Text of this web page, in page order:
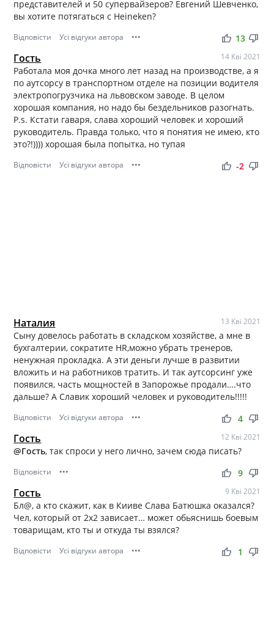
представителей и 50 супервайзеров? Евгений Шевченко,
вы хотите потягаться с Heineken?
Відповісти Усі відгуки автора ••• thumb_up thumb_down
13
Гость 14 Кві 2021
Работала моя дочка много лет назад на производстве, а я
по аутсорсу в транспортном отделе на позиции водителя
электропогрузчика на львовском заводе. В целом
хорошая компания, но надо бы бездельников разогнать.
P.s. Кстати гаваря, слава хороший человек и хороший
руководитель. Правда только, что я понятия не имею, кто
это?!)))) хорошая была попытка, но тупая
Відповісти Усі відгуки автора ••• thumb_up thumb_down
-2
Наталия 13 Кві 2021
Сыну довелось работать в складском хозяйстве, а мне в
бухгалтерии, сократите HR,можно убрать тренеров,
ненужная прокладка. А эти деньги лучше в развитии
вложить и на работников тратить. И так аутсорсинг уже
появился, часть мощностей в Запорожье продали….что
дальше? А Славик хороший человек и руководитель!!!!!
Відповісти Усі відгуки автора ••• thumb_up thumb_down
4
Гость 12 Кві 2021
@Гость, так спроси у него лично, зачем сюда писать?
Відповісти ••• thumb_up thumb_down
9
Гость 9 Кві 2021
Бл@, а кто скажит, как в Кииве Слава Батюшка оказался?
Чел, который от 2х2 зависает… может обьяснишь боевым
товарищам, кто ты и откуда ты взялся?
Відповісти Усі відгуки автора ••• thumb_up thumb_down
1